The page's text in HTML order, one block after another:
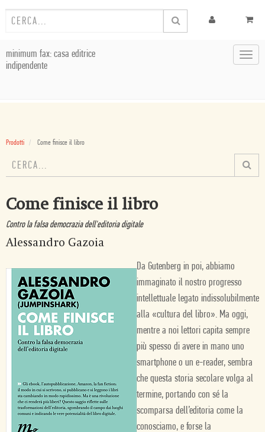
minimum fax: casa editrice
indipendente
Prodotti Come finisce il libro
Come finisce il libro
Contro la falsa democrazia dell'editoria digitale
Alessandro Gazoia
Da Gutenberg in poi, abbiamo
immaginato il nostro progresso
intellettuale legato indissolubilmente
alla «cultura del libro». Ma oggi,
mentre a noi lettori capita sempre
più spesso di avere in mano uno
smartphone o un e-reader, sembra
che questa storia secolare volga al
termine, portando con sé la
scomparsa dell’editoria come la
conosciamo, e forse la